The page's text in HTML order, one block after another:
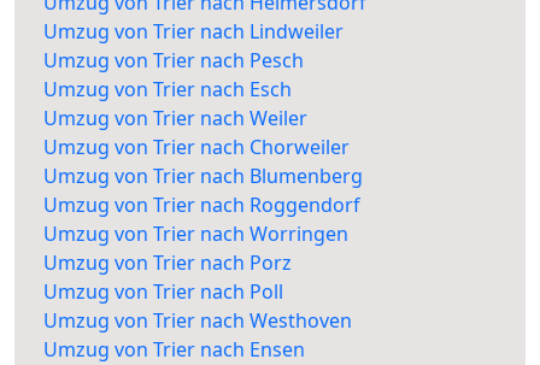
Umzug von Trier nach Lindweiler
Umzug von Trier nach Pesch
Umzug von Trier nach Esch
Umzug von Trier nach Weiler
Umzug von Trier nach Chorweiler
Umzug von Trier nach Blumenberg
Umzug von Trier nach Roggendorf
Umzug von Trier nach Worringen
Umzug von Trier nach Porz
Umzug von Trier nach Poll
Umzug von Trier nach Westhoven
Umzug von Trier nach Ensen